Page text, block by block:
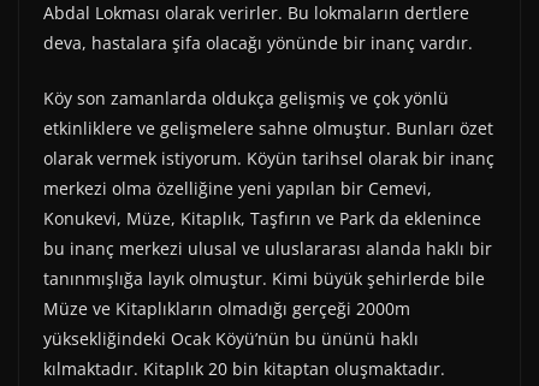
Abdal Lokması olarak verirler. Bu lokmaların dertlere
deva, hastalara şifa olacağı yönünde bir inanç vardır.
Köy son zamanlarda oldukça gelişmiş ve çok yönlü
etkinliklere ve gelişmelere sahne olmuştur. Bunları özet
olarak vermek istiyorum. Köyün tarihsel olarak bir inanç
merkezi olma özelliğine yeni yapılan bir Cemevi,
Konukevi, Müze, Kitaplık, Taşfırın ve Park da eklenince
bu inanç merkezi ulusal ve uluslararası alanda haklı bir
tanınmışlığa layık olmuştur. Kimi büyük şehirlerde bile
Müze ve Kitaplıkların olmadığı gerçeği 2000m
yüksekliğindeki Ocak Köyü’nün bu ününü haklı
kılmaktadır. Kitaplık 20 bin kitaptan oluşmaktadır.